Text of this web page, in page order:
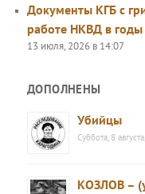
Документы КГБ с
работе НКВД в
13 июля, 2026 в 14:07
ДОПОЛНЕНЫ
Убийцы
Суббота, 8
КОЗЛОВ –